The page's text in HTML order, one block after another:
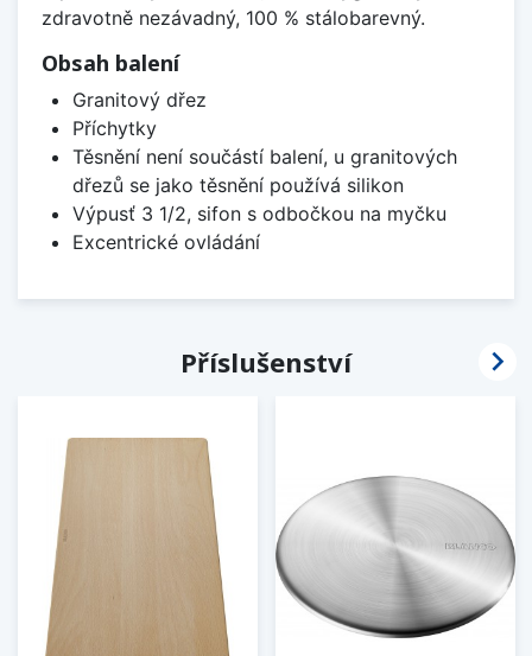
zdravotně nezávadný, 100 % stálobarevný.
Obsah balení
Granitový dřez
Příchytky
Těsnění není součástí balení, u granitových
dřezů se jako těsnění používá silikon
Výpusť 3 1/2, sifon s odbočkou na myčku
Excentrické ovládání
Příslušenství 